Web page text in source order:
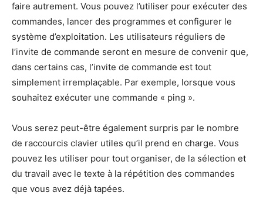
faire autrement. Vous pouvez l’utiliser pour exécuter des
commandes, lancer des programmes et configurer le
système d’exploitation. Les utilisateurs réguliers de
l’invite de commande seront en mesure de convenir que,
dans certains cas, l’invite de commande est tout
simplement irremplaçable. Par exemple, lorsque vous
souhaitez exécuter une commande « ping ».
Vous serez peut-être également surpris par le nombre
de raccourcis clavier utiles qu’il prend en charge. Vous
pouvez les utiliser pour tout organiser, de la sélection et
du travail avec le texte à la répétition des commandes
que vous avez déjà tapées.